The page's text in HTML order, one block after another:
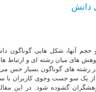
دانش
آنها، شکل هایی گوناگون
های میان رشته ای و ارتباط
رشته های گوناگون بسیار حس
از یک سو جست وجوی کاربران با
گشوده شود. در این